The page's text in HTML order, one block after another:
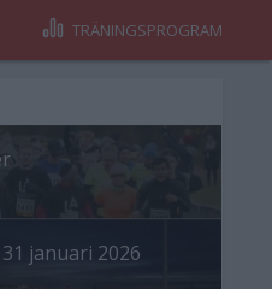
TRÄNINGSPROGRAM
januari 2026